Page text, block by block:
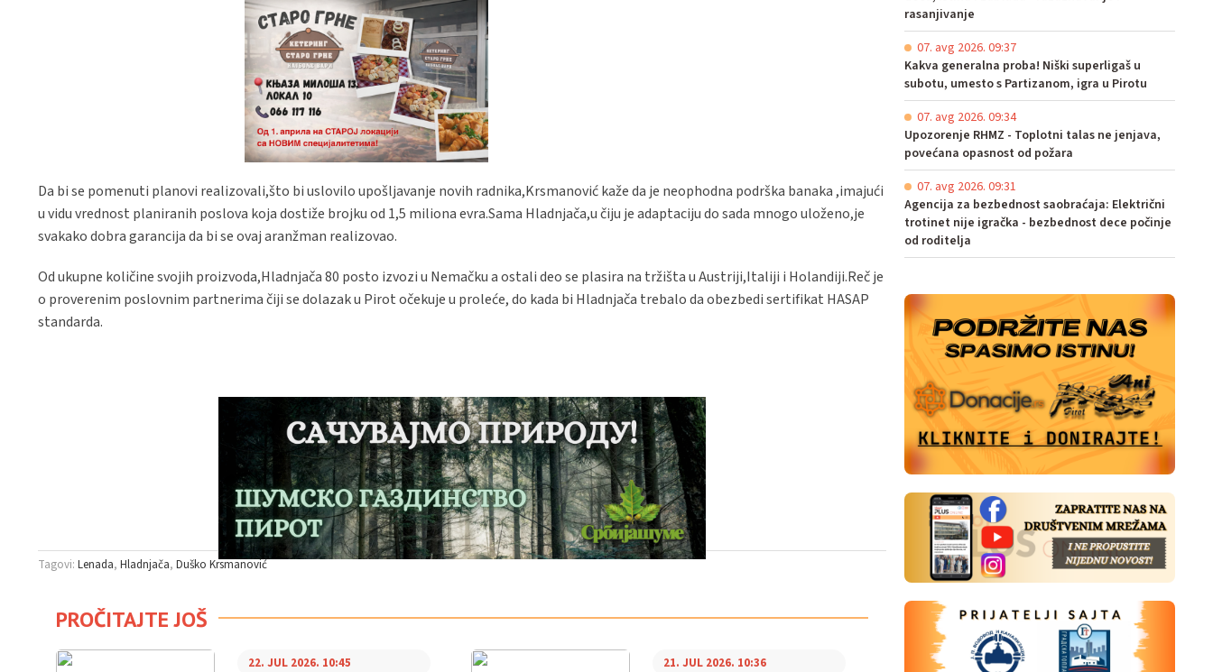
Da bi se pomenuti planovi realizovali,što bi uslovilo upošljavanje novih radnika,Krsmanović kaže da je neophodna podrška banaka ,imajući
u vidu vrednost planiranih poslova koja dostiže brojku od 1,5 miliona evra.Sama Hladnjača,u čiju je adaptaciju do sada mnogo uloženo,je
svakako dobra garancija da bi se ovaj aranžman realizovao.
Od ukupne količine svojih proizvoda,Hladnjača 80 posto izvozi u Nemačku a ostali deo se plasira na tržišta u Austriji,Italiji i Holandiji.Reč je
o proverenim poslovnim partnerima čiji se dolazak u Pirot očekuje u proleće, do kada bi Hladnjača trebalo da obezbedi sertifikat HASAP
standarda.
Tagovi: Lenada Hladnjača Duško Krsmanović
PROČITAJTE JOŠ
22. JUL 2026. 10:45 21. JUL 2026. 10:36
rasanjivanje
07. avg 2026. 09:37
Kakva generalna proba! Niški superligaš u
subotu, umesto s Partizanom, igra u Pirotu
07. avg 2026. 09:34
Upozorenje RHMZ - Toplotni talas ne jenjava,
povećana opasnost od požara
07. avg 2026. 09:31
Agencija za bezbednost saobraćaja: Električni
trotinet nije igračka - bezbednost dece počinje
od roditelja